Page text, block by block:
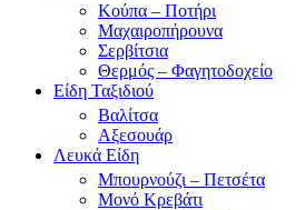
Κούπα – Ποτήρι
Μαχαιροπήρουνα
Σερβίτσια
Θερμός – Φαγητοδοχείο
Είδη Ταξιδιού
Βαλίτσα
Αξεσουάρ
Λευκά Είδη
Μπουρνούζι – Πετσέτα
Μονό Κρεβάτι